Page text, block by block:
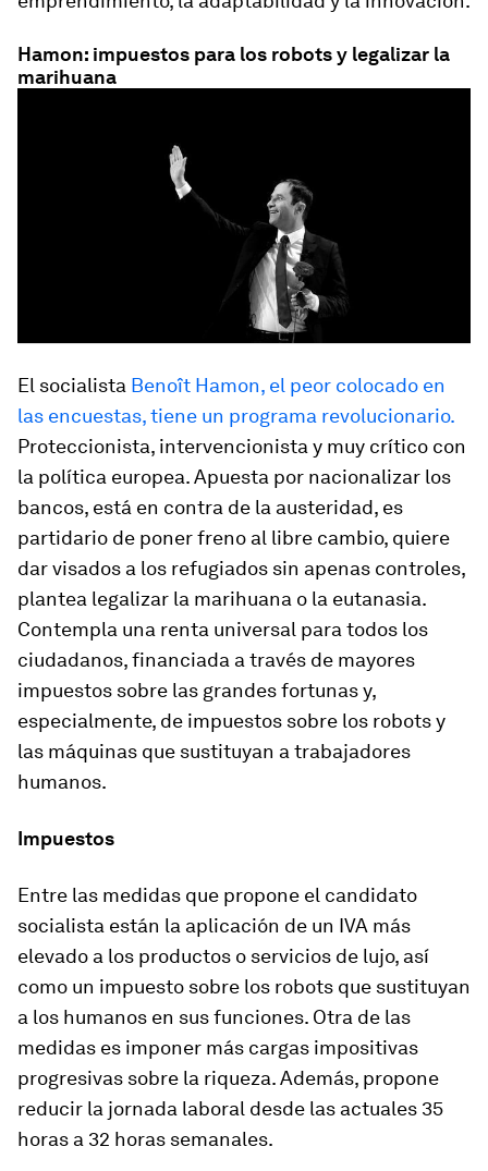
Hamon: impuestos para los robots y legalizar la
marihuana
El socialista Benoît Hamon, el peor colocado en
las encuestas, tiene un programa revolucionario.
Proteccionista, intervencionista y muy crítico con
la política europea.Apuesta por nacionalizar los
bancos, está en contra de la austeridad, es
partidario de poner freno al libre cambio, quiere
dar visados a los refugiados sin apenas controles,
plantea legalizar la marihuana o la eutanasia.
Contempla una renta universal para todos los
ciudadanos, financiada a través de mayores
impuestos sobre las grandes fortunas y,
especialmente, de impuestos sobre los robots y
las máquinas que sustituyan a trabajadores
humanos.
Impuestos
Entre las medidas que propone el candidato
socialista están la aplicación de un IVA más
elevado a los productos o servicios de lujo, así
como un impuesto sobre los robots que sustituyan
a los humanos en sus funciones. Otra de las
medidas es imponer más cargas impositivas
progresivas sobre la riqueza. Además, propone
reducir la jornada laboral desde las actuales 35
horas a 32 horas semanales.